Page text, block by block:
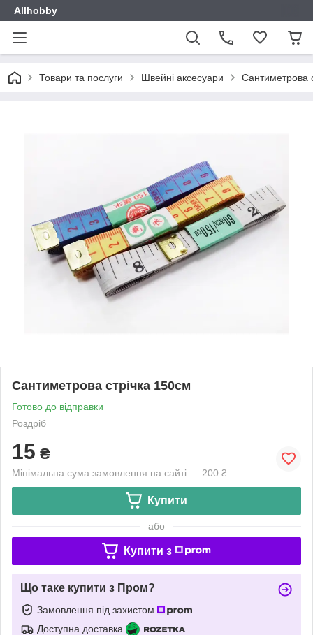
Allhobby
Товари та послуги Швейні аксесуари Сантиметрова
Сантиметрова стрічка 150см
Готово до відправки
Роздріб
15 ₴
Мінімальна сума замовлення на сайті — 200 ₴
Купити
або
Купити з
Що таке купити з Пром?
Замовлення під захистом
Доступна доставка